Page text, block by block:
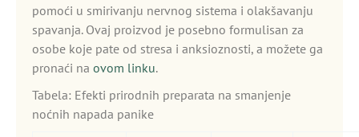
pomoći u smirivanju nervnog sistema i olakšavanju
spavanja. Ovaj proizvod je posebno formulisan za
osobe koje pate od stresa i anksioznosti, a možete ga
pronaći na ovom linku.
Tabela: Efekti prirodnih preparata na smanjenje
noćnih napada panike